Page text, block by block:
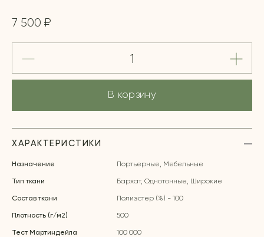
7 500 ₽
В корзину
ХАРАКТЕРИСТИКИ
Назначение Портьерные, Мебельные
Тип ткани Бархат, Однотонные, Широкие
Состав ткани Полиэстер (%) - 100
Плотность (г/м2) 500
Тест Мартиндейла 100 000